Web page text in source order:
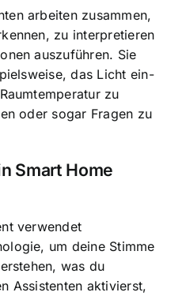
arbeiten zusammen,
zu interpretieren
auszuführen. Sie
das Licht ein-
zu
oder sogar Fragen zu
Smart Home
verwendet
um deine Stimme
was du
Assistenten aktivierst,